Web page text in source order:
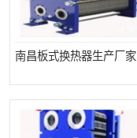
南昌板式换热器生产厂家